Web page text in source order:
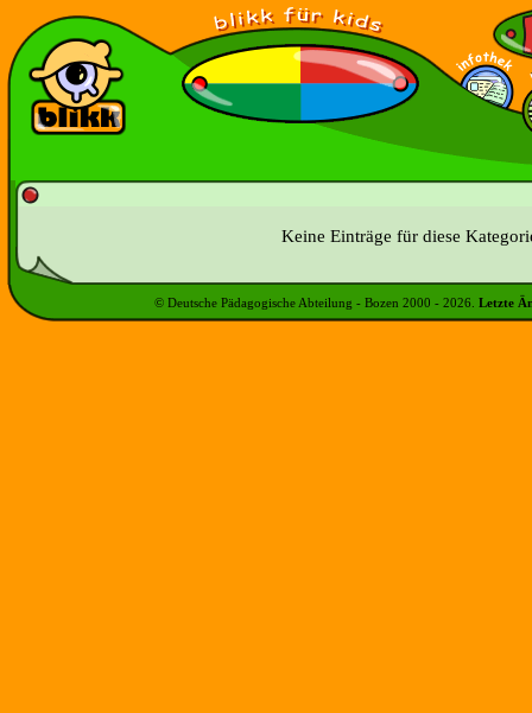
Keine Einträge für diese
© Deutsche Pädagogische Abteilung - Bozen 2000 - 2026 Letzte